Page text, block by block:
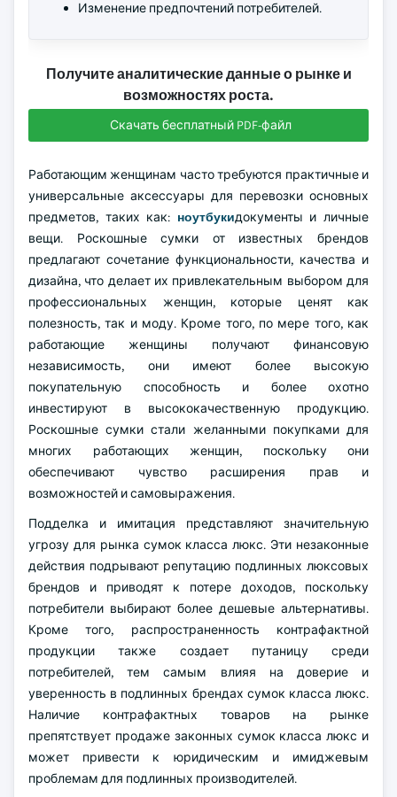
Изменение предпочтений потребителей.
Получите аналитические данные о рынке и
возможностях роста.
Скачать бесплатный PDF-файл
Работающим женщинам часто требуются практичные и
универсальные аксессуары для перевозки основных
предметов, таких как: ноутбукидокументы и личные
вещи. Роскошные сумки от известных брендов
предлагают сочетание функциональности, качества и
дизайна, что делает их привлекательным выбором для
профессиональных женщин, которые ценят как
полезность, так и моду. Кроме того, по мере того, как
работающие женщины получают финансовую
независимость, они имеют более высокую
покупательную способность и более охотно
инвестируют в высококачественную продукцию.
Роскошные сумки стали желанными покупками для
многих работающих женщин, поскольку они
обеспечивают чувство расширения прав и
возможностей и самовыражения.
Подделка и имитация представляют значительную
угрозу для рынка сумок класса люкс. Эти незаконные
действия подрывают репутацию подлинных люксовых
брендов и приводят к потере доходов, поскольку
потребители выбирают более дешевые альтернативы.
Кроме того, распространенность контрафактной
продукции также создает путаницу среди
потребителей, тем самым влияя на доверие и
уверенность в подлинных брендах сумок класса люкс.
Наличие контрафактных товаров на рынке
препятствует продаже законных сумок класса люкс и
может привести к юридическим и имиджевым
проблемам для подлинных производителей.